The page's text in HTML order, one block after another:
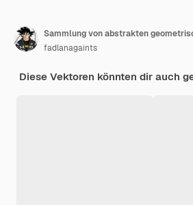
fadlanagaints
Diese Vektoren könnten dir auch